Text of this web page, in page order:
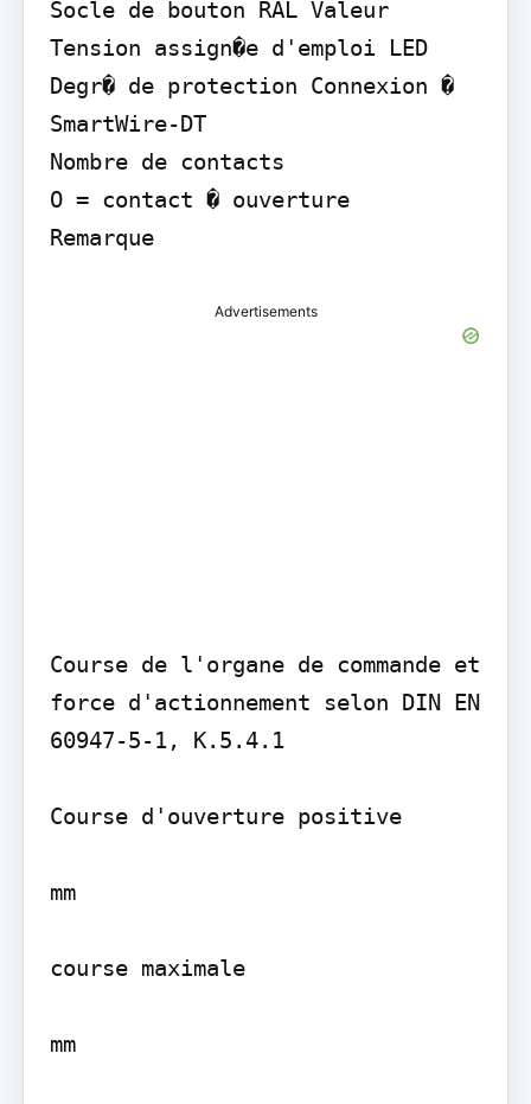
Socle de bouton RAL Valeur
Tension assign�e d'emploi LED
Degr� de protection Connexion �
SmartWire-DT
Nombre de contacts
O = contact � ouverture
Remarque
Advertisements
Course de l'organe de commande et
force d'actionnement selon DIN EN
60947-5-1, K.5.4.1
Course d'ouverture positive
mm
course maximale
mm